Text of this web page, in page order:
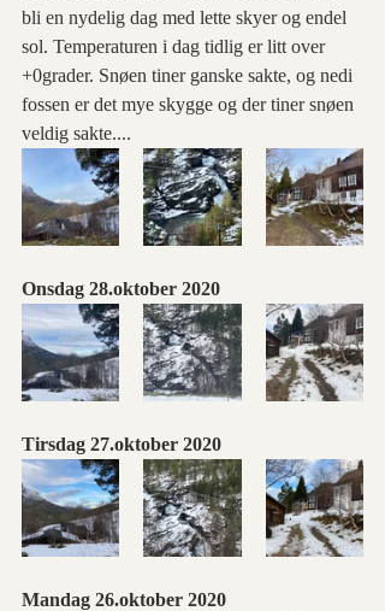
bli en nydelig dag med lette skyer og endel
sol. Temperaturen i dag tidlig er litt over
+0grader. Snøen tiner ganske sakte, og nedi
fossen er det mye skygge og der tiner snøen
veldig sakte....
Onsdag 28.oktober 2020
Tirsdag 27.oktober 2020
Mandag 26.oktober 2020